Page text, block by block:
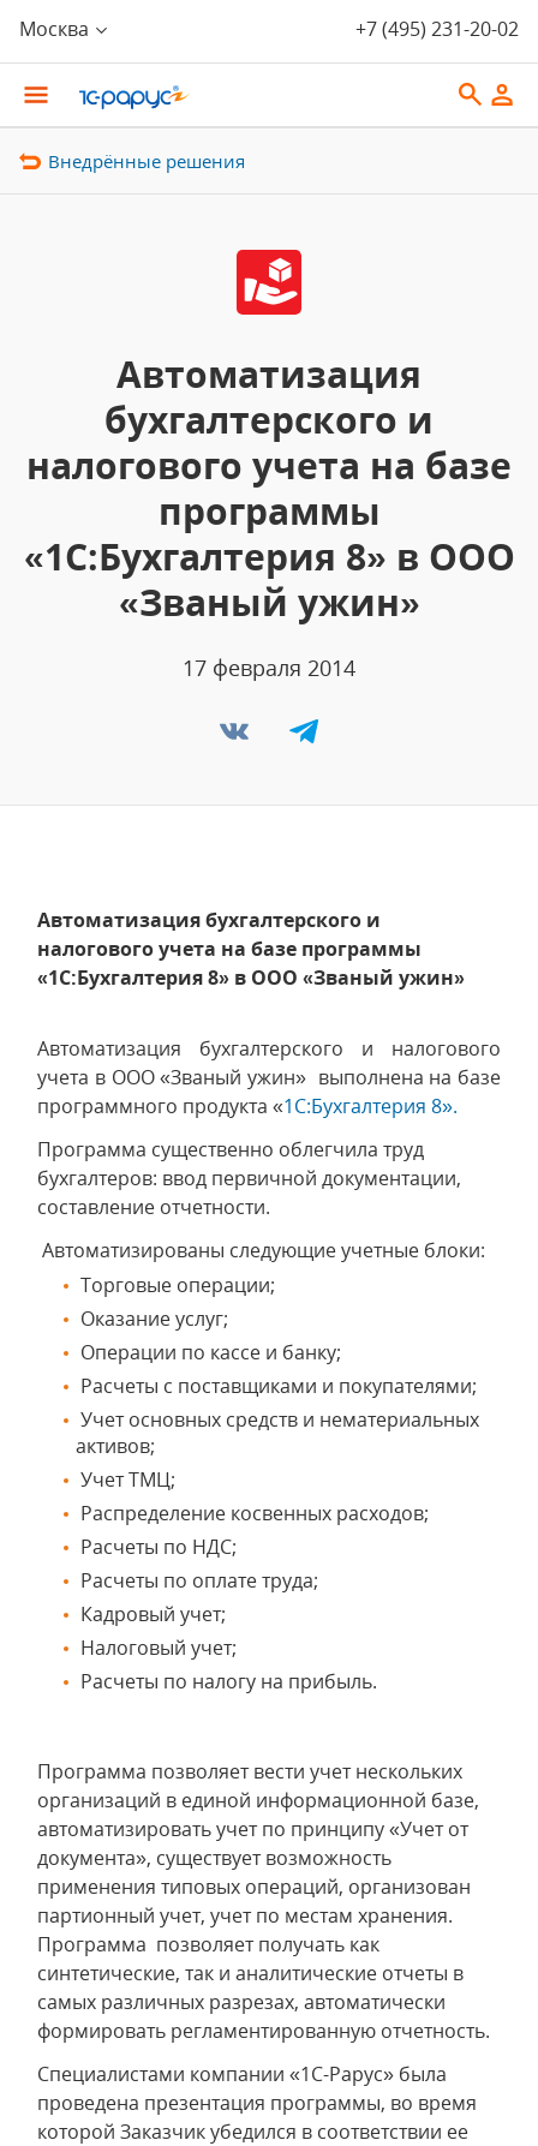
Москва +7 (495) 231-20-02
Внедрённые решения
Автоматизация
бухгалтерского и
налогового учета на базе
программы
«1С:Бухгалтерия 8» в ООО
«Званый ужин»
17 февраля 2014
Автоматизация бухгалтерского и
налогового учета на базе программы
«1С:Бухгалтерия 8» в ООО «Званый ужин»
Автоматизация бухгалтерского и налогового
учета в ООО «Званый ужин» выполнена на базе
программного продукта «1С:Бухгалтерия 8».
Программа существенно облегчила труд
бухгалтеров: ввод первичной документации,
составление отчетности.
Автоматизированы следующие учетные блоки:
Торговые операции;
Оказание услуг;
Операции по кассе и банку;
Расчеты с поставщиками и покупателями;
Учет основных средств и нематериальных
активов;
Учет ТМЦ;
Распределение косвенных расходов;
Расчеты по НДС;
Расчеты по оплате труда;
Кадровый учет;
Налоговый учет;
Расчеты по налогу на прибыль.
Программа позволяет вести учет нескольких
организаций в единой информационной базе,
автоматизировать учет по принципу «Учет от
документа», существует возможность
применения типовых операций, организован
партионный учет, учет по местам хранения.
Программа позволяет получать как
синтетические, так и аналитические отчеты в
самых различных разрезах, автоматически
формировать регламентированную отчетность.
Специалистами компании «1С-Рарус» была
проведена презентация программы, во время
которой Заказчик убедился в соответствии ее